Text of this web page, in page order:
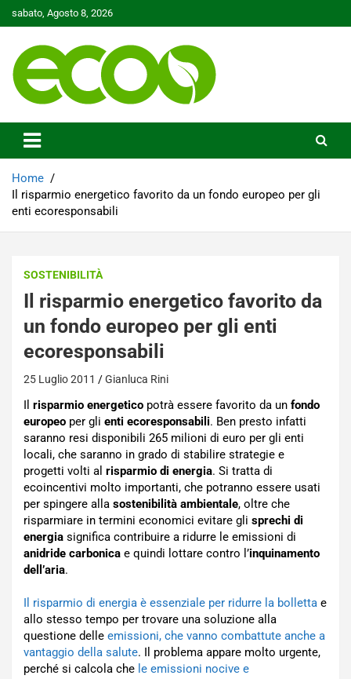
to
sabato, Agosto 8, 2026
Ecoo.it
Home
Il risparmio energetico favorito da un fondo europeo per gli
enti ecoresponsabili
SOSTENIBILITÀ
Il risparmio energetico favorito da
un fondo europeo per gli enti
ecoresponsabili
25 Luglio 2011 Gianluca Rini
Il risparmio energetico potrà essere favorito da un fondo
europeo per gli enti ecoresponsabili. Ben presto infatti
saranno resi disponibili 265 milioni di euro per gli enti
locali, che saranno in grado di stabilire strategie e
progetti volti al risparmio di energia. Si tratta di
ecoincentivi molto importanti, che potranno essere usati
per spingere alla sostenibilità ambientale, oltre che
risparmiare in termini economici evitare gli sprechi di
energia significa contribuire a ridurre le emissioni di
anidride carbonica e quindi lottare contro l’inquinamento
dell’aria.
Il risparmio di energia è essenziale per ridurre la bolletta e
allo stesso tempo per trovare una soluzione alla
questione delle emissioni, che vanno combattute anche a
vantaggio della salute. Il problema appare molto urgente,
perché si calcola che le emissioni nocive e